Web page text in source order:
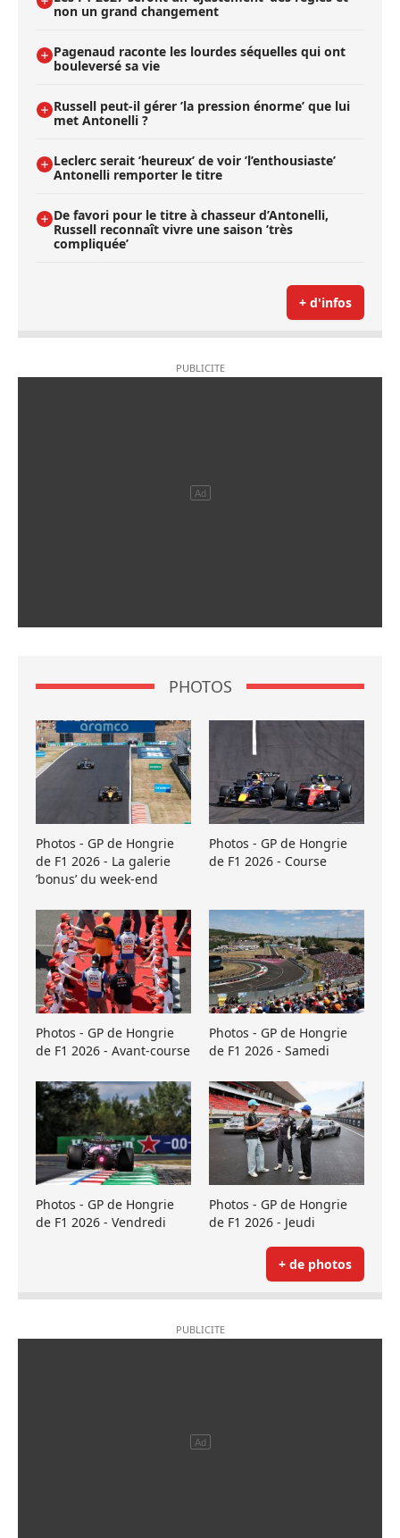
non un grand changement
Pagenaud raconte les lourdes séquelles qui ont
bouleversé sa vie
Russell peut-il gérer ’la pression énorme’ que lui
met Antonelli ?
Leclerc serait ’heureux’ de voir ’l’enthousiaste’
Antonelli remporter le titre
De favori pour le titre à chasseur d’Antonelli,
Russell reconnaît vivre une saison ’très
compliquée’
+ d'infos
PHOTOS
Photos - GP de Hongrie
de F1 2026 - La galerie
’bonus’ du week-end
Photos - GP de Hongrie
de F1 2026 - Course
Photos - GP de Hongrie
de F1 2026 - Avant-course
Photos - GP de Hongrie
de F1 2026 - Samedi
Photos - GP de Hongrie
de F1 2026 - Vendredi
Photos - GP de Hongrie
de F1 2026 - Jeudi
+ de photos